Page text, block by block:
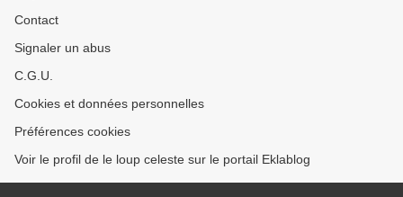
Contact
Signaler un abus
C.G.U.
Cookies et données personnelles
Préférences cookies
Voir le profil de le loup celeste sur le portail Eklablog